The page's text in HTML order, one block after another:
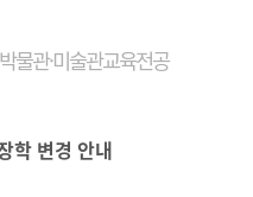
박물관·미술관교육전공
학 변경 안내